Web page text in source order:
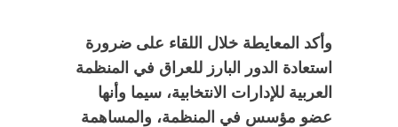
وأكد المعايطة خلال اللقاء على ضرورة
استعادة الدور البارز للعراق في المنظمة
العربية للإدارات الانتخابية، سيما وأنها
عضو مؤسس في المنظمة، والمساهمة